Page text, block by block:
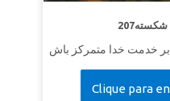
شکسته
Clique para